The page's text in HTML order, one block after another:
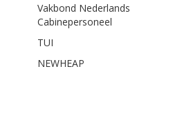
Vakbond Nederlands
Cabinepersoneel
TUI
NEWHEAP